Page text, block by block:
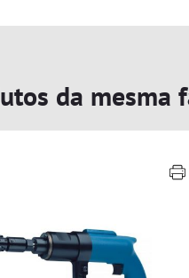
da mesma